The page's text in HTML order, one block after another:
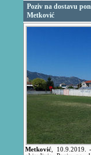
Poziv na dostavu
Metković
Metković 10.9.2019.